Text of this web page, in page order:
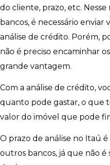
do cliente, prazo, etc.
bancos, é necessário enviar
análise de crédito. Porém,
não é preciso encaminhar
grande vantagem.
Com a análise de crédito,
quanto pode gastar, o que
valor do imóvel que pode
O prazo de análise no Itaú
outros bancos, já que não é